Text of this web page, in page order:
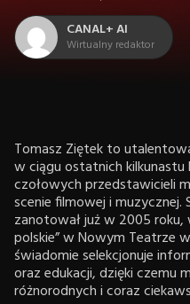
CANAL+ AI
Wirtualny redaktor
Tomasz Ziętek to
w ciągu ostatnich
czołowych przedstawicieli
scenie filmowej i
zanotował już w 2005
polskie” w Nowym Teatrze
świadomie selekcjonuje
oraz edukacji, dzięki czemu
różnorodnych i coraz